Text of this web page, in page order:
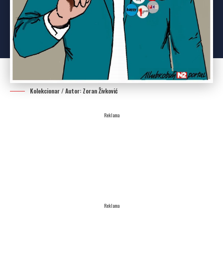
Kolekcionar / Autor: Zoran Živković
Reklama
Reklama